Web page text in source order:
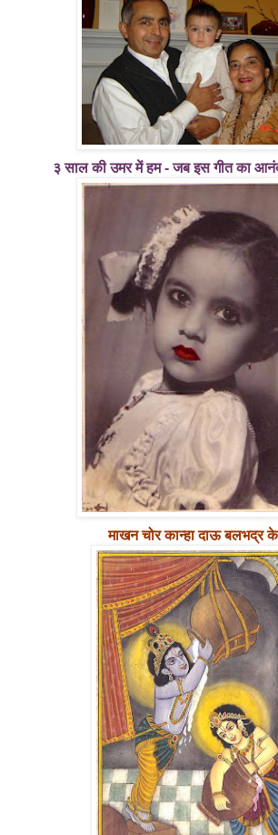
३ साल की उमर में हम - जब इस गीत का
माखन चोर कान्हा दाऊ बलभद्र